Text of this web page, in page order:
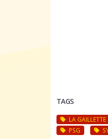
TAGS
LA GAILLETTE
PSG